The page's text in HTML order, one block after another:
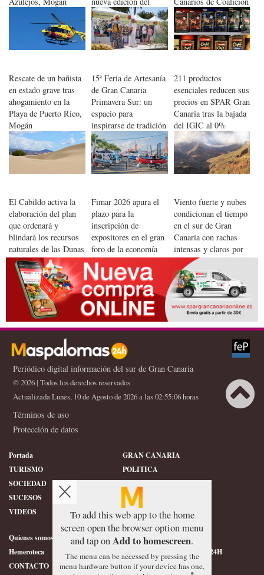
salón especializado
Canaria en San
Bartolomé de Tirajana
Rescate de un bañista
en estado grave tras
ahogamiento en la
Playa de Puerto Rico,
Mogán
15ª Feria de Artesanía
de Gran Canaria
Primavera Sur: un
espacio para
inspirarse de tradición
y creatividad en
Maspalomas
211 productos
esenciales reducen sus
precios en SPAR Gran
Canaria tras la bajada
del IGIC al 0%
El Cabildo activa la
elaboración del plan
que ordenará y
blindará los recursos
naturales de las Dunas
de Maspalomas
Fimar 2026 apura el
plazo para la
inscripción de
expositores en el gran
foro de la economía
azul en Canarias
Viento fuerte y nubes
condicionan el tiempo
en el sur de Gran
Canaria con rachas
intensas y claros por
la tarde
Periódico digital información del sur de Gran Canaria
© 2026 | Todos los derechos reservados
Actualizada Lunes, 10 de Agosto de 2026 a las 02:55:06 horas
Términos de uso
Protección de datos
Portada
GRAN CANARIA
TURISMO
POLITICA
SOCIEDAD
DEPORTES
SUCESOS
HISTORIA
VIDEOS
CONFIDENCIAL
Quienes somos
SERVICIOS
Hemeroteca
ÉTICA DE MASPALOMAS24H
CONTACTO
FOTOGRAFIAS
To add this web app to the home
screen open the browser option menu
and tap onAdd to homescreen.
The menu can be accessed by pressing the
menu hardware button if your device has one,